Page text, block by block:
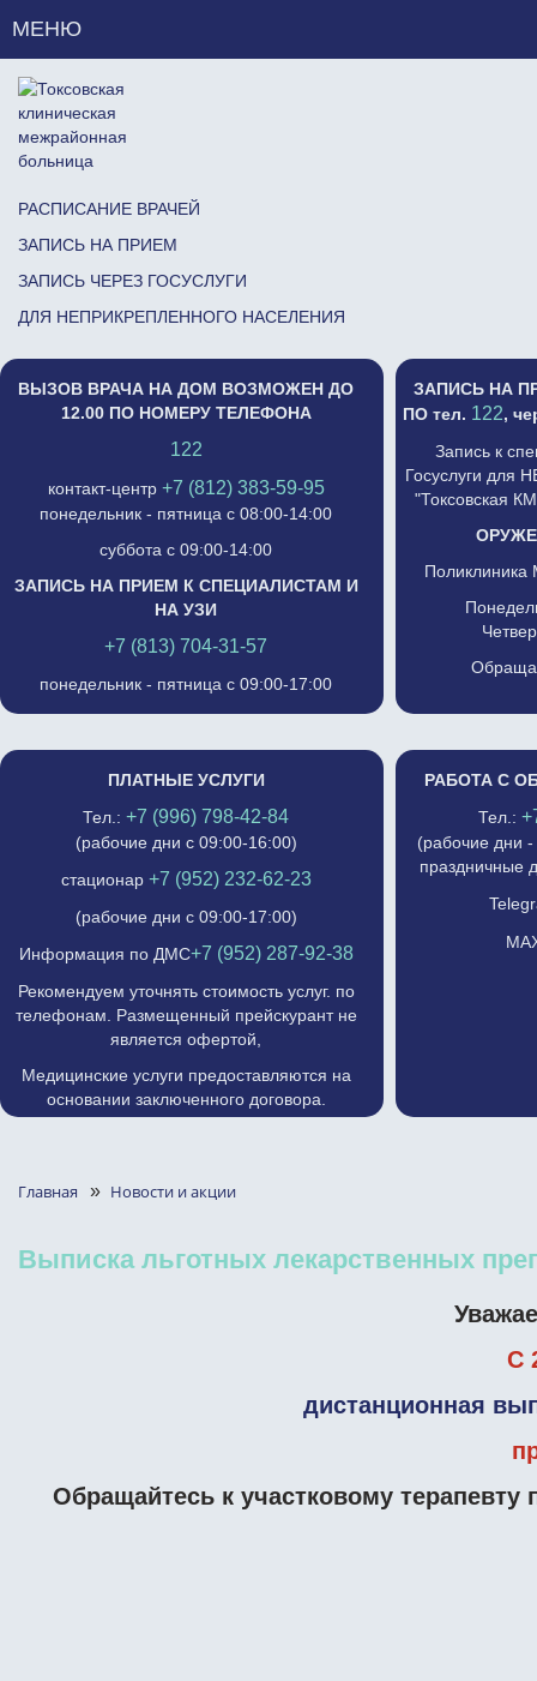
МЕНЮ
РАСПИСАНИЕ ВРАЧЕЙ
ЗАПИСЬ НА ПРИЕМ
ЗАПИСЬ ЧЕРЕЗ ГОСУСЛУГИ
ДЛЯ НЕПРИКРЕПЛЕННОГО НАСЕЛЕНИЯ
ВЫЗОВ ВРАЧА НА ДОМ ВОЗМОЖЕН ДО
12.00 ПО НОМЕРУ ТЕЛЕФОНА
122
контакт-центр +7 (812) 383-59-95
понедельник - пятница с 08:00-14:00
суббота с 09:00-14:00
ЗАПИСЬ НА ПРИЕМ К СПЕЦИАЛИСТАМ И
НА УЗИ
+7 (813) 704-31-57
понедельник - пятница с 09:00-17:00
ЗАПИСЬ НА
ПО тел. 122,
Запись к
Госуслуги для
"Токсовская
Поликлиника
ПЛАТНЫЕ УСЛУГИ
Тел.: +7 (996) 798-42-84
(рабочие дни с 09:00-16:00)
стационар +7 (952) 232-62-23
(рабочие дни с 09:00-17:00)
Информация по ДМС+7 (952) 287-92-38
Рекомендуем уточнять стоимость услуг. по
телефонам. Размещенный прейскурант не
является офертой,
Медицинские услуги предоставляются на
основании заключенного договора.
РАБОТА С
Тел.:
(рабочие дни
праздничные
Главная » Новости и акции
Выписка льготных лекарственных
С
дистанционная
Обращайтесь к участковому